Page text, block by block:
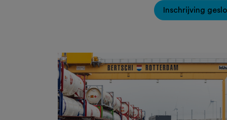
Inschrijving